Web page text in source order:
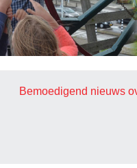
Bemoedigend nieuws